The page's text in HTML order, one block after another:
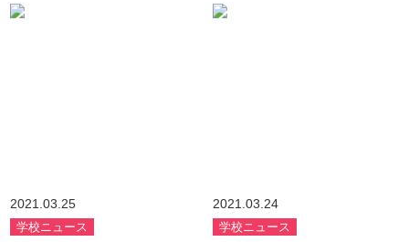
2021.03.25
学校ニュース
2021.03.24
学校ニュース